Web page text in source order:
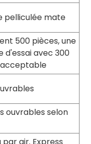
pelliculée mate
500 pièces, une
d'essai avec 300
ouvrables selon